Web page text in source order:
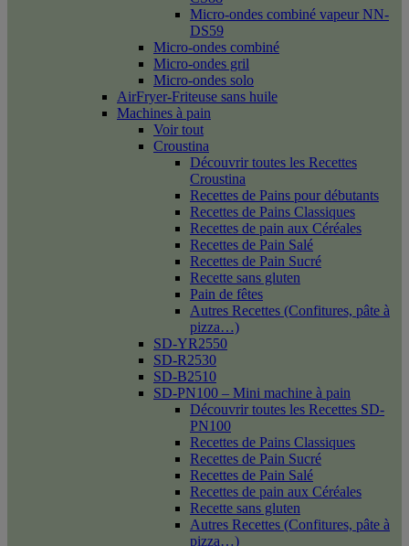
Micro-ondes combiné vapeur NN-
DS59
Micro-ondes combiné
Micro-ondes gril
Micro-ondes solo
AirFryer-Friteuse sans huile
Machines à pain
Voir tout
Croustina
Découvrir toutes les Recettes
Croustina
Recettes de Pains pour débutants
Recettes de Pains Classiques
Recettes de pain aux Céréales
Recettes de Pain Salé
Recettes de Pain Sucré
Recette sans gluten
Pain de fêtes
Autres Recettes (Confitures, pâte à
pizza…)
SD-YR2550
SD-R2530
SD-B2510
SD-PN100 – Mini machine à pain
Découvrir toutes les Recettes SD-
PN100
Recettes de Pains Classiques
Recettes de Pain Sucré
Recettes de Pain Salé
Recettes de pain aux Céréales
Recette sans gluten
Autres Recettes (Confitures, pâte à
pizza…)